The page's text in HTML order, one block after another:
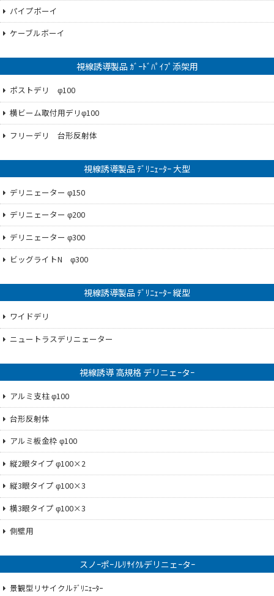
パイプボーイ
ケーブルボーイ
視線誘導製品 ｶﾞｰﾄﾞﾊﾟｲﾌﾟ添架用
ポストデリ φ100
横ビーム取付用デリφ100
フリーデリ 台形反射体
視線誘導製品 ﾃﾞﾘﾆｪｰﾀｰ 大型
デリニェーター φ150
デリニェーター φ200
デリニェーター φ300
ビッグライトN φ300
視線誘導製品 ﾃﾞﾘﾆｪｰﾀｰ 縦型
ワイドデリ
ニュートラスデリニェーター
視線誘導 高規格 デリニェｰタｰ
アルミ支柱 φ100
台形反射体
アルミ板金枠 φ100
縦2眼タイプ φ100×2
縦3眼タイプ φ100×3
横3眼タイプ φ100×3
側壁用
スノｰポｰルﾘｻｲｸﾙデリニェｰタｰ
景観型リサイクルﾃﾞﾘﾆｪｰﾀｰ